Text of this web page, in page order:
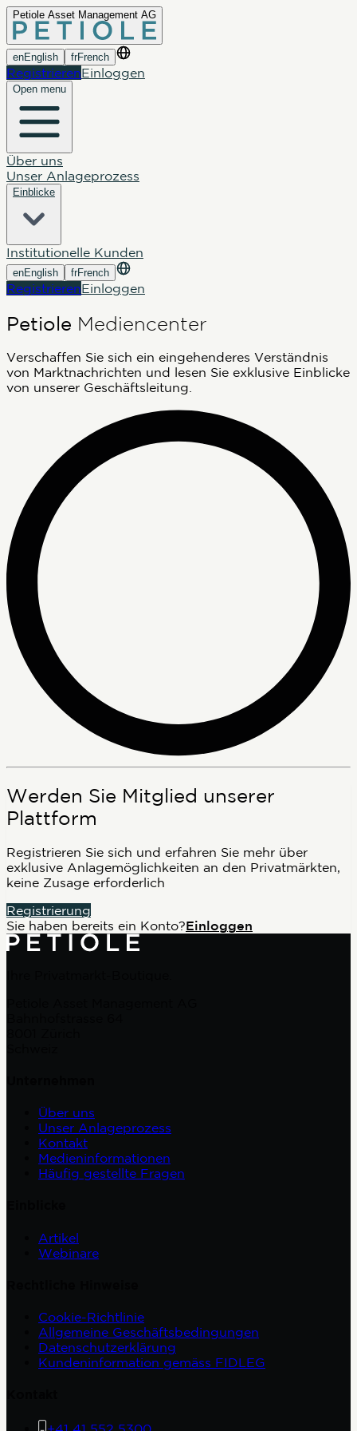
Petiole Asset Management AG
enEnglish frFrench
RegistrierenEinloggen
Open menu
Über uns
Unser Anlageprozess
Einblicke
Institutionelle Kunden
enEnglish frFrench
RegistrierenEinloggen
Petiole Mediencenter
Verschaffen Sie sich ein eingehenderes Verständnis
von Marktnachrichten und lesen Sie exklusive Einblicke
von unserer Geschäftsleitung.
Werden Sie Mitglied unserer
Plattform
Registrieren Sie sich und erfahren Sie mehr über
exklusive Anlagemöglichkeiten an den Privatmärkten,
keine Zusage erforderlich
Registrierung
Sie haben bereits ein Konto?Einloggen
Über uns
Unser Anlageprozess
Kontakt
Medieninformationen
Häufig gestellte Fragen
Artikel
Webinare
Cookie-Richtlinie
Allgemeine Geschäftsbedingungen
Datenschutzerklärung
Kundeninformation gemäss FIDLEG